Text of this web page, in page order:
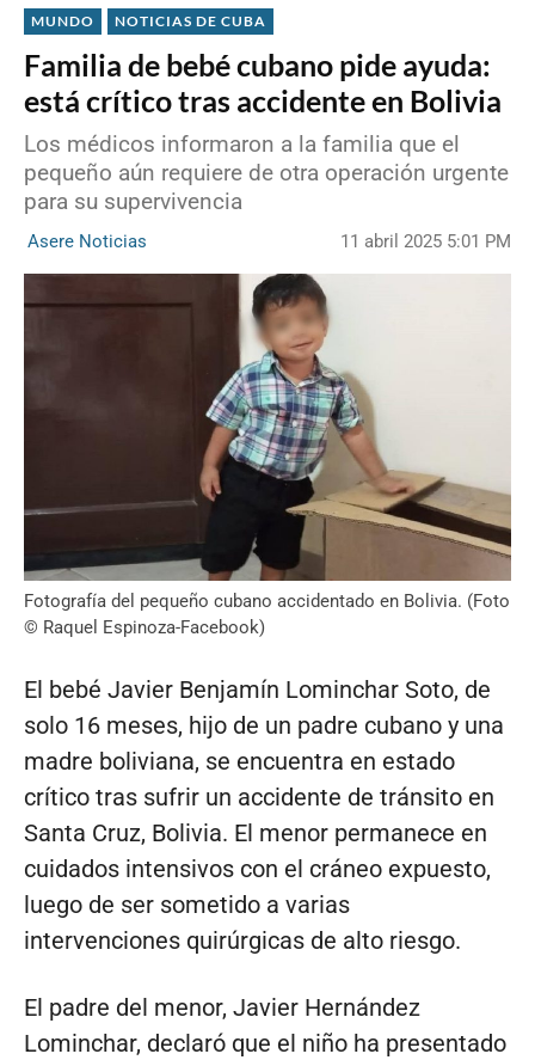
MUNDO NOTICIAS DE CUBA
Familia de bebé cubano pide ayuda:
está crítico tras accidente en Bolivia
Los médicos informaron a la familia que el
pequeño aún requiere de otra operación urgente
para su supervivencia
Asere Noticias 11 abril 2025 5:01 PM
Fotografía del pequeño cubano accidentado en Bolivia. (Foto
© Raquel Espinoza-Facebook)
El bebé Javier Benjamín Lominchar Soto, de
solo 16 meses, hijo de un padre cubano y una
madre boliviana, se encuentra en estado
crítico tras sufrir un accidente de tránsito en
Santa Cruz, Bolivia. El menor permanece en
cuidados intensivos con el cráneo expuesto,
luego de ser sometido a varias
intervenciones quirúrgicas de alto riesgo.
El padre del menor, Javier Hernández
Lominchar, declaró que el niño ha presentado